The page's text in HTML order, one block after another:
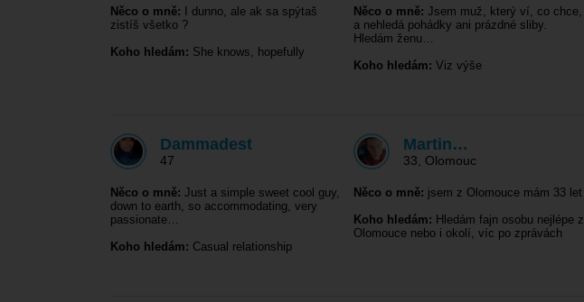
Něco o mně: I dunno, ale ak sa spýtaš
zistíš všetko ?
Koho hledám: She knows, hopefully
Něco o mně: Jsem muž, který ví, co chce,
a nehledá pohádky ani prázdné sliby.
Hledám ženu…
Koho hledám: Viz výše
Dammadest
47
Něco o mně: Just a simple sweet cool guy,
down to earth, so accommodating, very
passionate…
Koho hledám: Casual relationship
Martin…
33 Olomouc
Něco o mně: jsem z Olomouce mám 33 let
Koho hledám: Hledám fajn osobu nejlépe z
Olomouce nebo i okolí, víc po zprávách